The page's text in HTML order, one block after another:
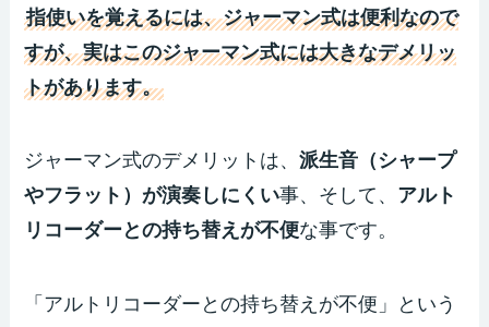
指使いを覚えるには、ジャーマン式は便利なので
すが、実はこのジャーマン式には大きなデメリッ
トがあります。
ジャーマン式のデメリットは、派生音（シャープ
やフラット）が演奏しにくい事、そして、 アルト
リコーダーとの持ち替えが不便な事です。
「アルトリコーダーとの持ち替えが不便」という